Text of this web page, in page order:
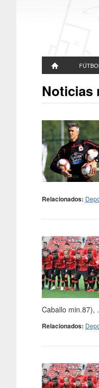
FÚTBOL
Noticias
Relacionados:
Caballo min.87),
Relacionados: